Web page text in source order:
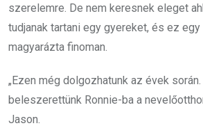
szerelemre. De nem keresnek eleget
tudjanak tartani egy gyereket, és ez
magyarázta finoman.
„Ezen még dolgozhatunk az évek során.
beleszerettünk Ronnie-ba a
Jason.